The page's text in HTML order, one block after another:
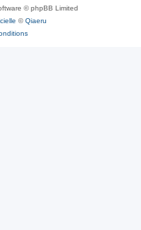
© phpBB Limited
©Qiaeru